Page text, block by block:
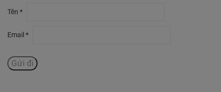
Tên *
Email *